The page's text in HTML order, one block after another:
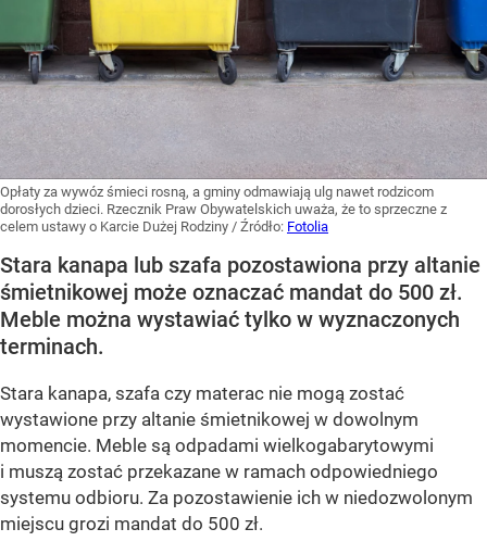
Opłaty za wywóz śmieci rosną, a gminy odmawiają ulg nawet rodzicom
dorosłych dzieci. Rzecznik Praw Obywatelskich uważa, że to sprzeczne z
celem ustawy o Karcie Dużej Rodziny / Źródło: Fotolia
Stara kanapa lub szafa pozostawiona przy altanie
śmietnikowej może oznaczać mandat do 500 zł.
Meble można wystawiać tylko w wyznaczonych
terminach.
Stara kanapa, szafa czy materac nie mogą zostać
wystawione przy altanie śmietnikowej w dowolnym
momencie. Meble są odpadami wielkogabarytowymi
i muszą zostać przekazane w ramach odpowiedniego
systemu odbioru. Za pozostawienie ich w niedozwolonym
miejscu grozi mandat do 500 zł.